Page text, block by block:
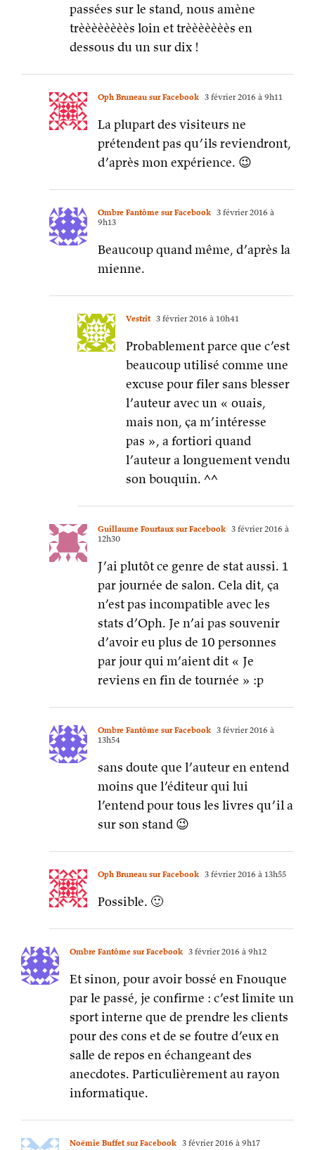
passées sur le stand, nous amène
trèèèèèèèès loin et trèèèèèèès en
dessous du un sur dix !
Oph Bruneau sur Facebook 3 février 2016 à 9h11
La plupart des visiteurs ne
prétendent pas qu’ils reviendront,
d’après mon expérience. 😉
Ombre Fantôme sur Facebook 3 février 2016 à
9h13
Beaucoup quand même, d’après la
mienne.
Vestrit 3 février 2016 à 10h41
Probablement parce que c’est
beaucoup utilisé comme une
excuse pour filer sans blesser
l’auteur avec un « ouais,
mais non, ça m’intéresse
pas », a fortiori quand
l’auteur a longuement vendu
son bouquin. ^^
Guillaume Fourtaux sur Facebook 3 février 2016 à
12h30
J’ai plutôt ce genre de stat aussi. 1
par journée de salon. Cela dit, ça
n’est pas incompatible avec les
stats d’Oph. Je n’ai pas souvenir
d’avoir eu plus de 10 personnes
par jour qui m’aient dit « Je
reviens en fin de tournée » :p
Ombre Fantôme sur Facebook 3 février 2016 à
13h54
sans doute que l’auteur en entend
moins que l’éditeur qui lui
l’entend pour tous les livres qu’il a
sur son stand 😉
Oph Bruneau sur Facebook 3 février 2016 à 13h55
Possible. 🙂
Ombre Fantôme sur Facebook 3 février 2016 à 9h12
Et sinon, pour avoir bossé en Fnouque
par le passé, je confirme : c’est limite un
sport interne que de prendre les clients
pour des cons et de se foutre d’eux en
salle de repos en échangeant des
anecdotes. Particulièrement au rayon
informatique.
Noëmie Buffet sur Facebook 3 février 2016 à 9h17